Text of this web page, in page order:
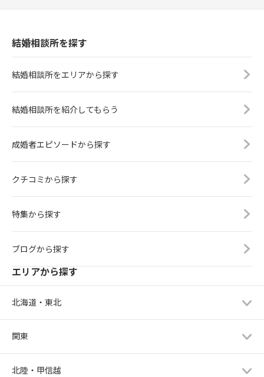
結婚相談所を探す
結婚相談所をエリアから探す
結婚相談所を紹介してもらう
成婚者エピソードから探す
クチコミから探す
特集から探す
ブログから探す
エリアから探す
北海道・東北
関東
北陸・甲信越